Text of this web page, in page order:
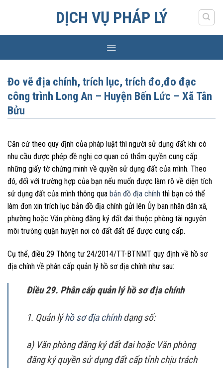
DỊCH VỤ PHÁP LÝ
Đo vẽ địa chính, trích lục, trích đo,đo đạc
công trình Long An – Huyện Bến Lức – Xã Tân
Bửu
Căn cứ theo quy định của pháp luật thì người sử dụng đất khi có
nhu cầu được phép đề nghị cơ quan có thẩm quyền cung cấp
những giấy tờ chứng minh về quyền sử dụng đất của mình. Theo
đó, đối với trường hợp của bạn nếu muốn được làm rõ về diện tích
sử dụng đất của mình thông qua bản đồ địa chính thì bạn có thể
làm đơn xin trích lục bản đồ địa chính gửi lên Ủy ban nhân dân xã,
phường hoặc Văn phòng đăng ký đất đai thuộc phòng tài nguyên
môi trường quận huyện nơi có đất đất để được cung cấp.
Cụ thể, điều 29 Thông tư 24/2014/TT-BTNMT quy định về hồ sơ
địa chính về phân cấp quản lý hồ sơ địa chính như sau:
Điều 29. Phân cấp quản lý hồ sơ địa chính
1. Quản lýhồ sơ địa chínhdạng số:
a) Văn phòng đăng ký đất đai hoặc Văn phòng
đăng ký quyền sử dụng đất cấp tỉnh chịu trách